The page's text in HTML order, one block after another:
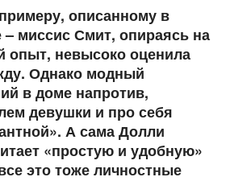
описанному в
– миссис Смит, опираясь на
опыт, невысоко оценила
Однако модный
в доме напротив,
девушки и про себя
А сама Долли
«простую и удобную»
это тоже личностные